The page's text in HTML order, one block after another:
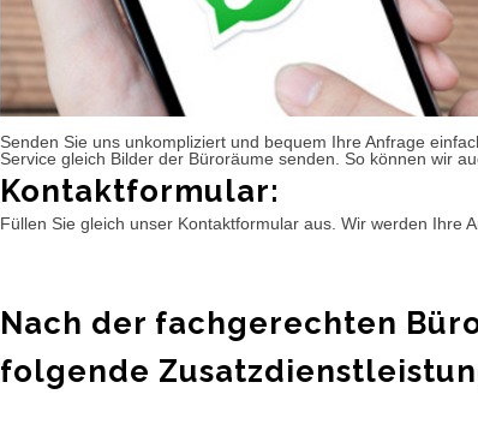
Senden Sie uns unkompliziert und bequem Ihre Anfrage
Service gleich Bilder der Büroräume senden. So können wir
Kontaktformular:
Füllen Sie gleich unser Kontaktformular aus. Wir werden Ihre
Nach der fachgerechten
folgende